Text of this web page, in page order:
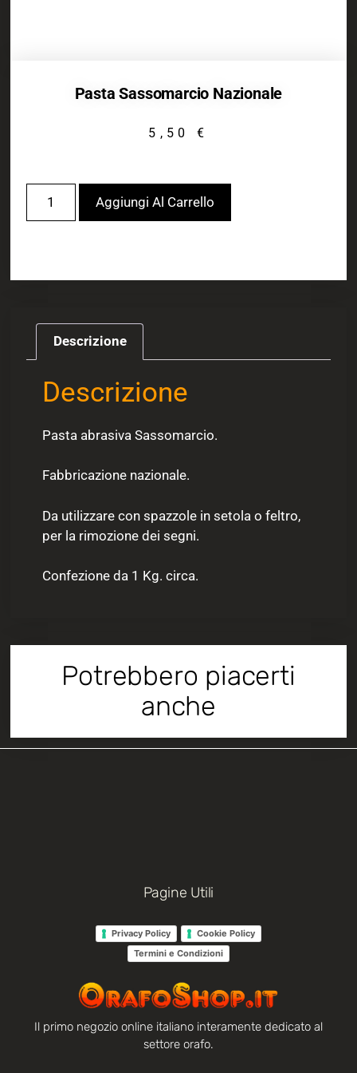
Pasta Sassomarcio Nazionale
5,50€
Aggiungi Al Carrello
Descrizione
Descrizione
Pasta abrasiva Sassomarcio.
Fabbricazione nazionale.
Da utilizzare con spazzole in setola o feltro,
per la rimozione dei segni.
Confezione da 1 Kg. circa.
Potrebbero piacerti
anche
Pagine Utili
Privacy Policy
Cookie Policy
Termini e Condizioni
Il primo negozio online italiano interamente dedicato al
settore orafo.